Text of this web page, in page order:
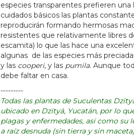
especies transparentes prefieren
cuidados básicos las plantas
reproducirán formando hermosas
resistentes que relativamente libres
escamita) lo que las hace una
algunas de las especies más
y las cooperi, y las pumila. Aunque
debe faltar en casa.
---------
Todas las plantas de Suculentas
ubicado en Dzityá, Yucatán, por lo
plagas y enfermedades, así como su
a raíz desnuda (sin tierra y sin